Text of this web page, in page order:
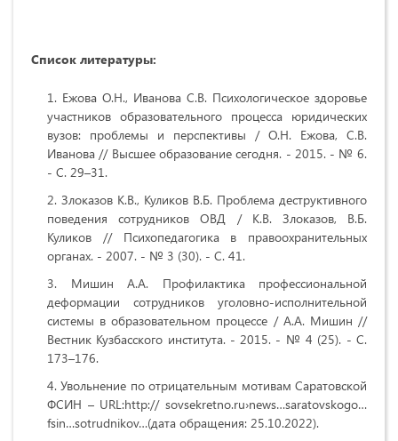
Список литературы:
Ежова О.Н., Иванова С.В. Психологическое здоровье
участников образовательного процесса юридических
вузов: проблемы и перспективы / О.Н. Ежова, С.В.
Иванова // Высшее образование сегодня. - 2015. - № 6.
- С. 29–31.
Злоказов К.В., Куликов В.Б. Проблема деструктивного
поведения сотрудников ОВД / К.В. Злоказов, В.Б.
Куликов // Психопедагогика в правоохранительных
органах. - 2007. - № 3 (30). - С. 41.
Мишин А.А. Профилактика профессиональной
деформации сотрудников уголовно-исполнительной
системы в образовательном процессе / А.А. Мишин //
Вестник Кузбасского института. - 2015. - № 4 (25). - С.
173–176.
Увольнение по отрицательным мотивам Саратовской
ФСИН – URL:http:// sovsekretno.ru›news…saratovskogo…
fsin…sotrudnikov…(дата обращения: 25.10.2022).